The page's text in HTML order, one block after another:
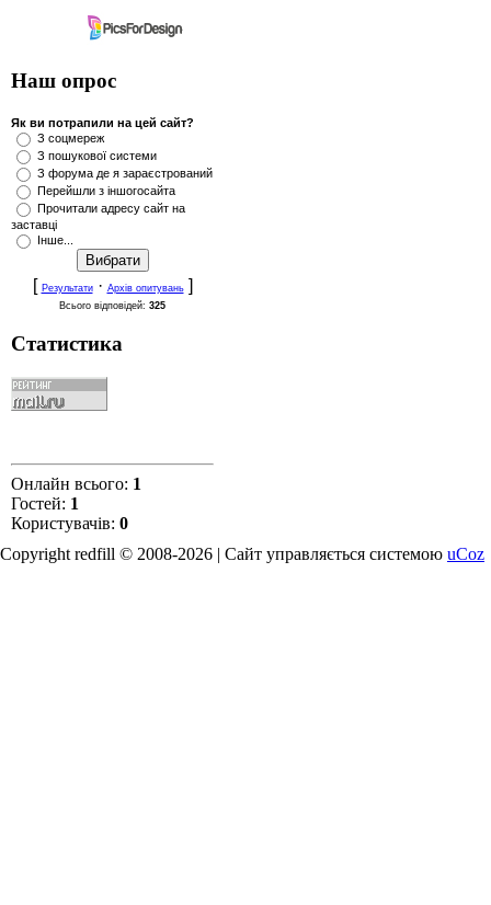
Наш опрос
Як ви потрапили на цей сайт?
З соцмереж
З пошукової системи
З форума де я зараєстрований
Перейшли з іншогосайта
Прочитали адресу сайт на
заставці
Інше...
[ Результати· Архів опитувань]
Всього відповідей: 325
Статистика
Онлайн всього: 1
Гостей: 1
Користувачів: 0
Copyright redfill © 2008-2026 | Сайт управляється системою uCoz